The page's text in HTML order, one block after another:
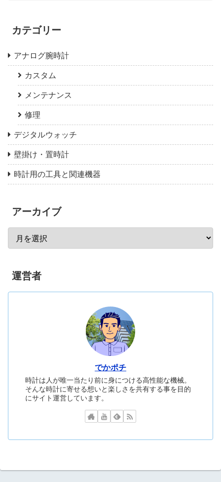
カテゴリー
アナログ腕時計
カスタム
メンテナンス
修理
デジタルウォッチ
壁掛け・置時計
時計用の工具と関連機器
アーカイブ
運営者
でかポチ
時計は人が唯一当たり前に身につける高性能な機械。
そんな時計に寄せる想いと楽しさを共有する事を目的
にサイト運営しています。